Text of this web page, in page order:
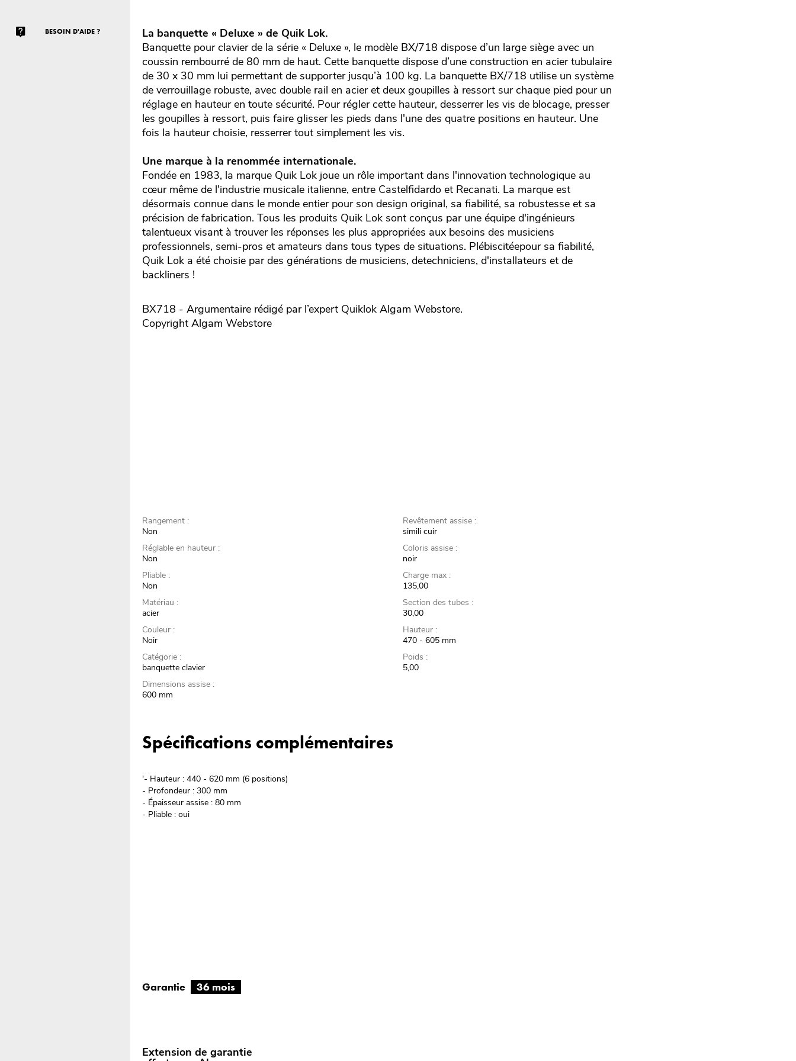
BESOIN D'AIDE ?
La banquette « Deluxe » de Quik Lok.
Banquette pour clavier de la série « Deluxe », le modèle BX/718 dispose d’un large siège avec un
coussin rembourré de 80 mm de haut. Cette banquette dispose d’une construction en acier tubulaire
de 30 x 30 mm lui permettant de supporter jusqu’à 100 kg. La banquette BX/718 utilise un système
de verrouillage robuste, avec double rail en acier et deux goupilles à ressort sur chaque pied pour un
réglage en hauteur en toute sécurité. Pour régler cette hauteur, desserrer les vis de blocage, presser
les goupilles à ressort, puis faire glisser les pieds dans l'une des quatre positions en hauteur. Une
fois la hauteur choisie, resserrer tout simplement les vis.
Une marque à la renommée internationale.
Fondée en 1983, la marque Quik Lok joue un rôle important dans l'innovation technologique au
cœur même de l'industrie musicale italienne, entre Castelfidardo et Recanati. La marque est
désormais connue dans le monde entier pour son design original, sa fiabilité, sa robustesse et sa
précision de fabrication. Tous les produits Quik Lok sont conçus par une équipe d'ingénieurs
talentueux visant à trouver les réponses les plus appropriées aux besoins des musiciens
professionnels, semi-pros et amateurs dans tous types de situations. Plébiscitéepour sa fiabilité,
Quik Lok a été choisie par des générations de musiciens, detechniciens, d'installateurs et de
backliners !
BX718 - Argumentaire rédigé par l’expert Quiklok Algam Webstore.
Copyright Algam Webstore
Rangement :
Non
Réglable en hauteur :
Non
Pliable :
Non
Matériau :
acier
Couleur :
Noir
Catégorie :
banquette clavier
Dimensions assise :
600 mm
Revêtement assise :
simili cuir
Coloris assise :
noir
Charge max :
135,00
Section des tubes :
30,00
Hauteur :
470 - 605 mm
Poids :
5,00
Spécifications complémentaires
'- Hauteur : 440 - 620 mm (6 positions)
- Profondeur : 300 mm
- Épaisseur assise : 80 mm
- Pliable : oui
Garantie 36 mois
Extension de garantie